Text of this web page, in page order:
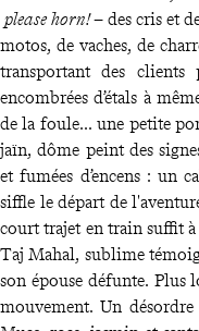
please horn!– des cris et
motos, de vaches, de
transportant des clients
encombrées d’étals à
de la foule... une petite
jaïn, dôme peint des
et fumées d’encens : un
siffle le départ de
court trajet en train suffit
Taj Mahal, sublime
son épouse défunte. Plus
mouvement. Un désordre